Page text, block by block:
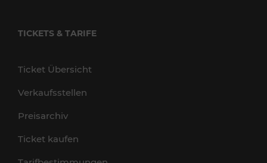
TICKETS & TARIFE
Ticket Übersicht
Verkaufsstellen
Preisarchiv
Ticket kaufen